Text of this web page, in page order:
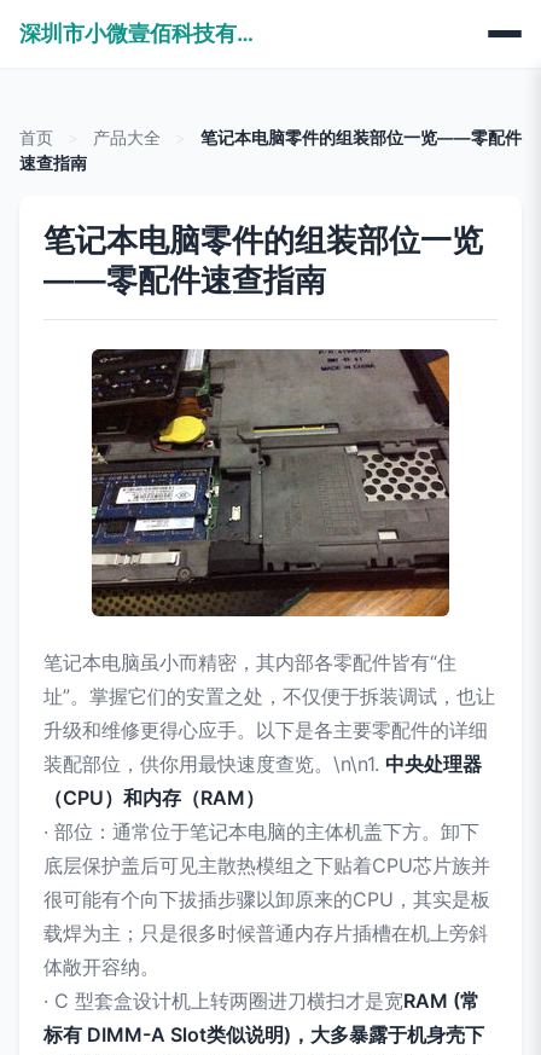
深圳市小微壹佰科技有限公司
首页 产品大全
笔记本电脑零件的组装部位一览——零配件
速查指南
笔记本电脑零件的组装部位一览
——零配件速查指南
笔记本电脑虽小而精密，其内部各零配件皆有“住
址”。掌握它们的安置之处，不仅便于拆装调试，也让
升级和维修更得心应手。以下是各主要零配件的详细
装配部位，供你用最快速度查览。\n\n1. 中央处理器
（CPU）和内存（RAM）
· 部位：通常位于笔记本电脑的主体机盖下方。卸下
底层保护盖后可见主散热模组之下贴着CPU芯片族并
很可能有个向下拔插步骤以卸原来的CPU，其实是板
载焊为主；只是很多时候普通内存片插槽在机上旁斜
体敞开容纳。
· C 型套盒设计机上转两圈进刀横扫才是宽RAM (常
标有 DIMM-A Slot类似说明)，大多暴露于机身壳下